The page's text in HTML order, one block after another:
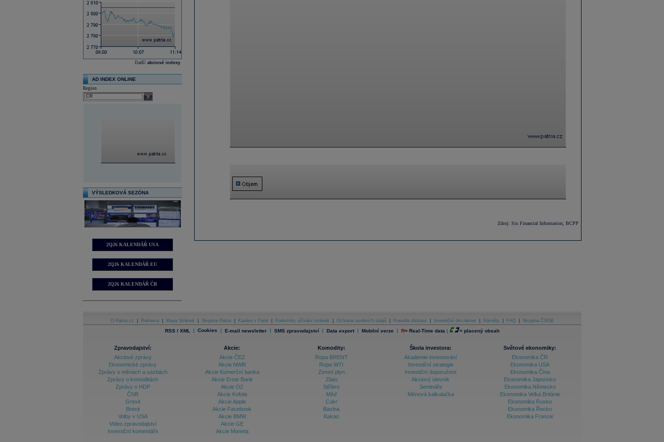
Další akciové indexy
AD INDEX ONLINE
Region
select
VÝSLEDKOVÁ SEZÓNA
2Q26 KALENDÁŘ USA
2Q26 KALENDÁŘ EU
2Q26 KALENDÁŘ ČR
Zdroj: Six Financial Information, BCPP
O Patria.cz Reklama Mapa Stránek Skupina Patria Kariéra v Patrii Podmínky užívání stránek Ochrana osobních údajů Pravidla diskuse Investiční disclaimer Náměty FAQ Skupina ČSOB
RSS / XML | Cookies | E-mail newsletter | SMS zpravodajství | Data export | Mobilní verze | R= Real-Time data | = placený obsah
Zpravodajství:
Akciové zprávy
Ekonomické zprávy
Zprávy o měnách a sazbách
Zprávy o komoditách
Zprávy o HDP
ČNB
Grexit
Brexit
Volby v USA
Video zpravodajství
Investiční komentáře
Akcie:
Akcie ČEZ
Akcie NWR
Akcie Komerční banka
Akcie Erste Bank
Akcie O2
Akcie Kofola
Akcie Apple
Akcie Facebook
Akcie BMW
Akcie GE
Akcie Moneta
Komodity:
Ropa BRENT
Ropa WTI
Zemní plyn
Zlato
Stříbro
Měď
Cukr
Bavlna
Kakao
Škola investora:
Akademie investování
Investiční strategie
Investiční doporučení
Akciový slovník
Semináře
Měnová kalkulačka
Světové ekonomiky:
Ekonomika ČR
Ekonomika USA
Ekonomika Čína
Ekonomika Japonsko
Ekonomika Německo
Ekonomika Velká Británie
Ekonomika Rusko
Ekonomika Řecko
Ekonomika Francie